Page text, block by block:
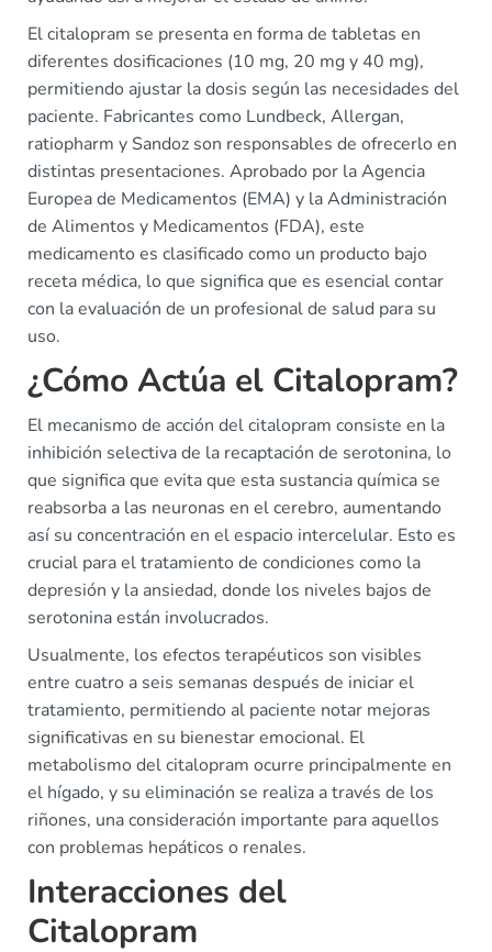
El citalopram se presenta en forma de tabletas en
diferentes dosificaciones (10 mg, 20 mg y 40 mg),
permitiendo ajustar la dosis según las necesidades del
paciente. Fabricantes como Lundbeck, Allergan,
ratiopharm y Sandoz son responsables de ofrecerlo en
distintas presentaciones. Aprobado por la Agencia
Europea de Medicamentos (EMA) y la Administración
de Alimentos y Medicamentos (FDA), este
medicamento es clasificado como un producto bajo
receta médica, lo que significa que es esencial contar
con la evaluación de un profesional de salud para su
uso.
¿Cómo Actúa el Citalopram?
El mecanismo de acción del citalopram consiste en la
inhibición selectiva de la recaptación de serotonina, lo
que significa que evita que esta sustancia química se
reabsorba a las neuronas en el cerebro, aumentando
así su concentración en el espacio intercelular. Esto es
crucial para el tratamiento de condiciones como la
depresión y la ansiedad, donde los niveles bajos de
serotonina están involucrados.
Usualmente, los efectos terapéuticos son visibles
entre cuatro a seis semanas después de iniciar el
tratamiento, permitiendo al paciente notar mejoras
significativas en su bienestar emocional. El
metabolismo del citalopram ocurre principalmente en
el hígado, y su eliminación se realiza a través de los
riñones, una consideración importante para aquellos
con problemas hepáticos o renales.
Interacciones del
Citalopram